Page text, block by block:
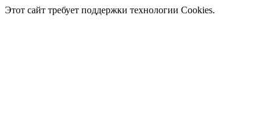
Этот сайт требует поддержки технологии Cookies.